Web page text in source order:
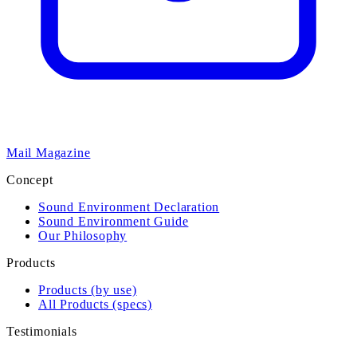
Mail Magazine
Concept
Sound Environment Declaration
Sound Environment Guide
Our Philosophy
Products
Products (by use)
All Products (specs)
Testimonials